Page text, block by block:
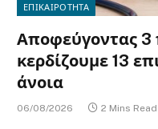
ΕΠΙΚΑΙΡΟΤΗΤΑ
Αποφεύγοντας 3
κερδίζουμε 13
άνοια
06/08/2026 2 Mins Read